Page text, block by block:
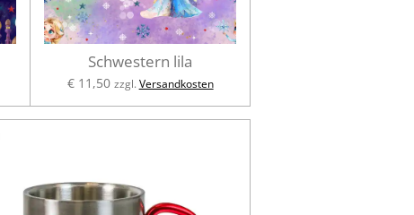
Schwestern lila
€ 11,50 zzgl. Versandkosten